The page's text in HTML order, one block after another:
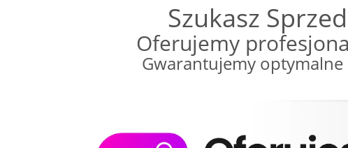
Szukasz
Oferujemy
Gwarantujemy